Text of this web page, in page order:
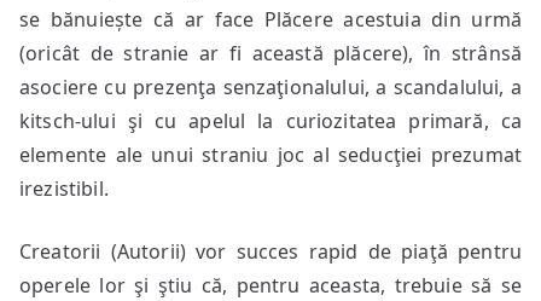
se bănuiește că ar face Plăcere acestuia din urmă
(oricât de stranie ar fi această plăcere), în strânsă
asociere cu prezenţa senzaţionalului, a scandalului, a
kitsch-ului şi cu apelul la curiozitatea primară, ca
elemente ale unui straniu joc al seducţiei prezumat
irezistibil.
Creatorii (Autorii) vor succes rapid de piaţă pentru
operele lor şi ştiu că, pentru aceasta, trebuie să se